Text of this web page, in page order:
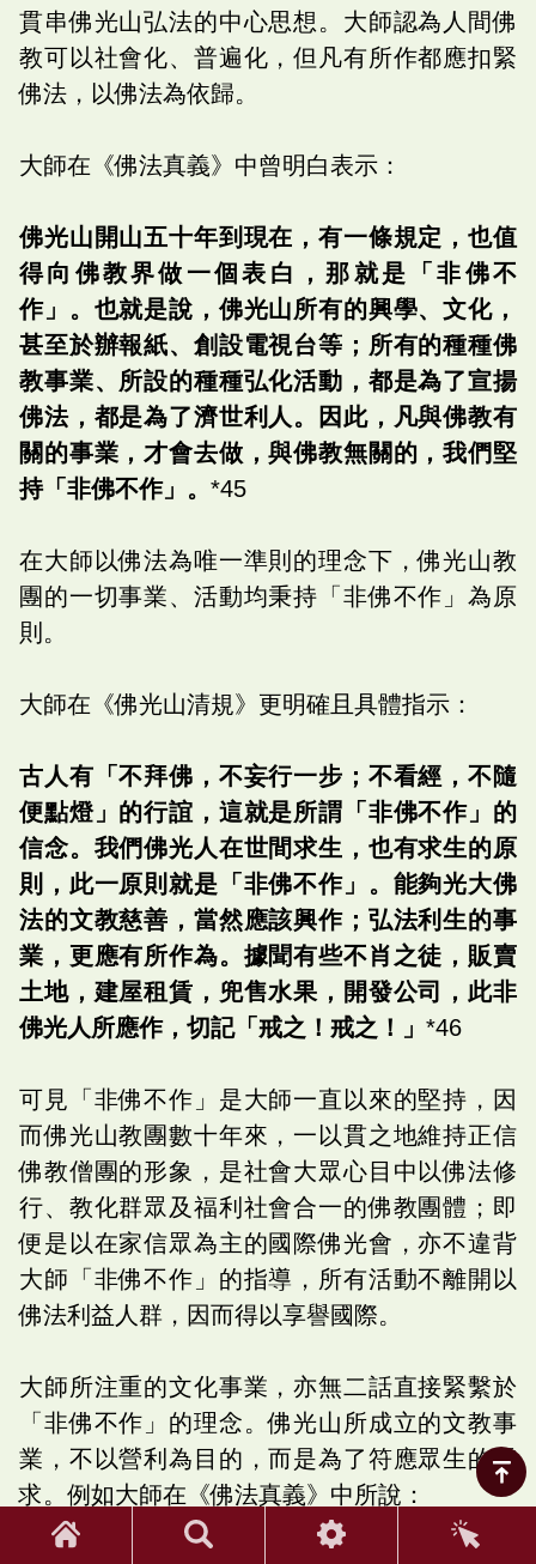
貫串佛光山弘法的中心思想。大師認為人間佛
教可以社會化、普遍化，但凡有所作都應扣緊
佛法，以佛法為依歸。
大師在《佛法真義》中曾明白表示：
佛光山開山五十年到現在，有一條規定，也值
得向佛教界做一個表白，那就是「非佛不
作」。也就是說，佛光山所有的興學、文化，
甚至於辦報紙、創設電視台等；所有的種種佛
教事業、所設的種種弘化活動，都是為了宣揚
佛法，都是為了濟世利人。因此，凡與佛教有
關的事業，才會去做，與佛教無關的，我們堅
持「非佛不作」。 *45
在大師以佛法為唯一準則的理念下，佛光山教
團的一切事業、活動均秉持「非佛不作」為原
則。
大師在《佛光山清規》更明確且具體指示：
古人有「不拜佛，不妄行一步；不看經，不隨
便點燈」的行誼，這就是所謂「非佛不作」的
信念。我們佛光人在世間求生，也有求生的原
則，此一原則就是「非佛不作」。能夠光大佛
法的文教慈善，當然應該興作；弘法利生的事
業，更應有所作為。據聞有些不肖之徒，販賣
土地，建屋租賃，兜售水果，開發公司，此非
佛光人所應作，切記「戒之！戒之！」 *46
可見「非佛不作」是大師一直以來的堅持，因
而佛光山教團數十年來，一以貫之地維持正信
佛教僧團的形象，是社會大眾心目中以佛法修
行、教化群眾及福利社會合一的佛教團體；即
便是以在家信眾為主的國際佛光會，亦不違背
大師「非佛不作」的指導，所有活動不離開以
佛法利益人群，因而得以享譽國際。
大師所注重的文化事業，亦無二話直接緊繫於
「非佛不作」的理念。佛光山所成立的文教事
業，不以營利為目的，而是為了符應眾生的需
求。例如大師在《佛法真義》中所說：